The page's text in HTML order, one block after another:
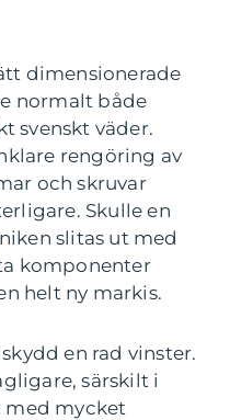
dimensionerade
normalt både
svenskt väder.
rengöring av
och skruvar
Skulle en
slitas ut med
komponenter
helt ny markis.
en rad vinster.
särskilt i
med mycket